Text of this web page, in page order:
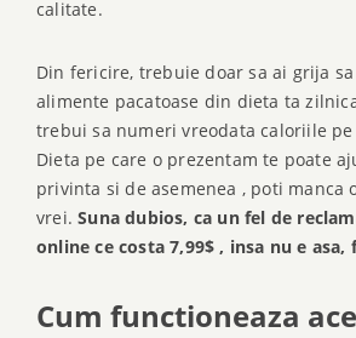
calitate.
Din fericire, trebuie doar sa ai grija
alimente pacatoase din dieta ta
trebui sa numeri vreodata caloriile
Dieta pe care o prezentam te poate
privinta si de asemenea , poti manca
vrei.Suna dubios, ca un fel de
online ce costa 7,99$ , insa nu e asa,
Cum functioneaza